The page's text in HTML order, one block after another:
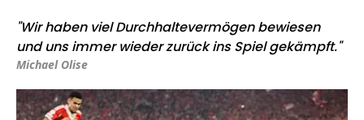
"Wir haben viel Durchhaltevermögen bewiesen
und uns immer wieder zurück ins Spiel gekämpft."
Michael Olise